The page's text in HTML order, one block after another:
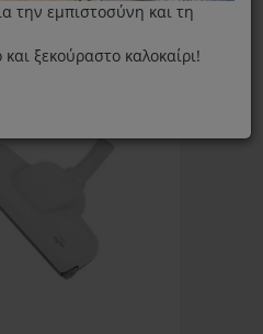
την εμπιστοσύνη και τη
ξεκούραστο καλοκαίρι!